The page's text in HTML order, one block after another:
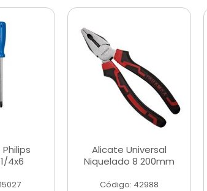
4x6
Alicate Universal
Niquelado 8 200mm
Código: 42988